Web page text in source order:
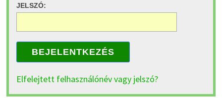
JELSZÓ:
BEJELENTKEZÉS
Elfelejtett felhasználónév vagy jelszó?